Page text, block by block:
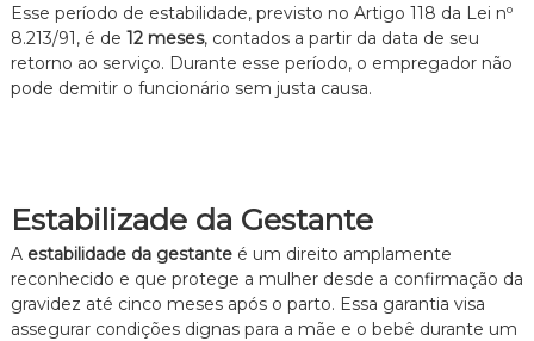
l
i
z
a
d
Esse período de estabilidade, previsto no Artigo 118 da Lei nº
8.213/91, é de 12 meses, contados a partir da data de seu
retorno ao serviço. Durante esse período, o empregador não
pode demitir o funcionário sem justa causa.
Estabilizade da Gestante
A estabilidade da gestanteé um direito amplamente
reconhecido e que protege a mulher desde a confirmação da
gravidez até cinco meses após o parto. Essa garantia visa
assegurar condições dignas para a mãe e o bebê durante um